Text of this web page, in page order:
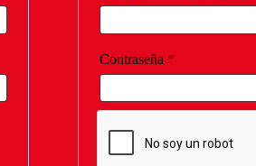
Contraseña *Obligatorio